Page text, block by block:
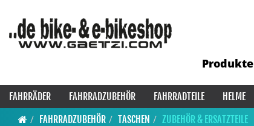
Produkte
FAHRRÄDER FAHRRADZUBEHÖR FAHRRADTEILE HELME
FAHRRADZUBEHÖR
TASCHEN ZUBEHÖR & ERSATZTEILE